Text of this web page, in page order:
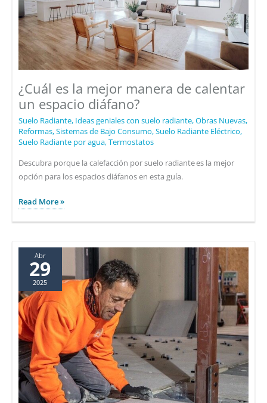
¿Cuál es la mejor manera de calentar
un espacio diáfano?
Suelo Radiante, Ideas geniales con suelo radiante,Obras Nuevas,
Reformas,Sistemas de Bajo Consumo,Suelo Radiante Eléctrico,
Suelo Radiante por agua,Termostatos
Descubra porque la calefacción por suelo radiante es la mejor
opción para los espacios diáfanos en esta guía.
¿Cuál
manera
calentar
un
espacio
diáfano?
Read More »
Abr
29
2025